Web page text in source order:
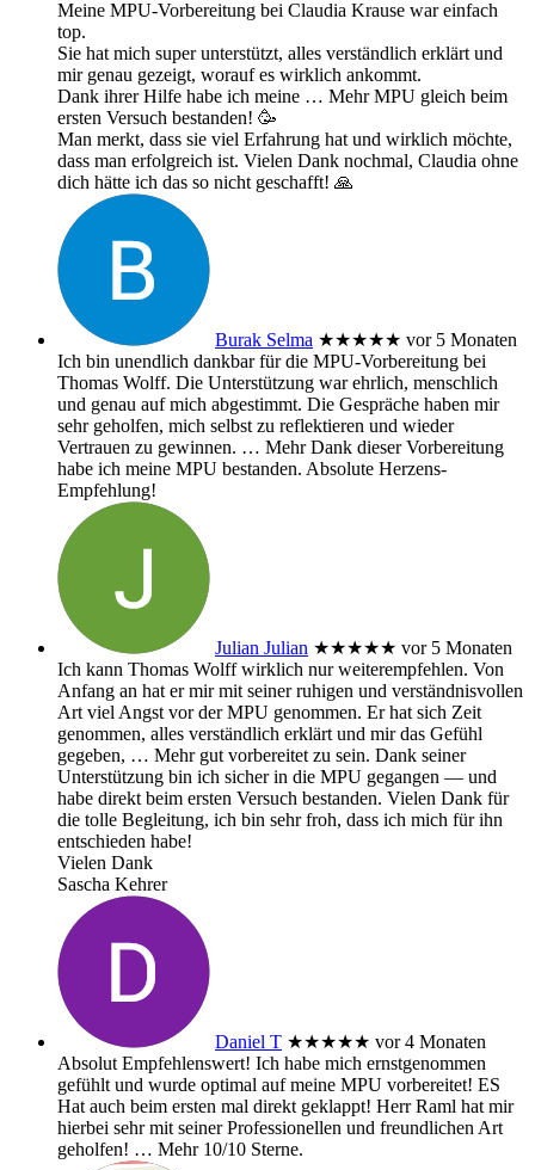
Meine MPU-Vorbereitung bei Claudia Krause war einfach
top.
Sie hat mich super unterstützt, alles verständlich erklärt und
mir genau gezeigt, worauf es wirklich ankommt.
Dank ihrer Hilfe habe ich meine … MehrMPU gleich beim
ersten Versuch bestanden! 🥳
Man merkt, dass sie viel Erfahrung hat und wirklich möchte,
dass man erfolgreich ist. Vielen Dank nochmal, Claudia ohne
dich hätte ich das so nicht geschafft! 🙏
Burak Selma ★★★★★ vor 5 Monaten
Ich bin unendlich dankbar für die MPU-Vorbereitung bei
Thomas Wolff. Die Unterstützung war ehrlich, menschlich
und genau auf mich abgestimmt. Die Gespräche haben mir
sehr geholfen, mich selbst zu reflektieren und wieder
Vertrauen zu gewinnen. … MehrDank dieser Vorbereitung
habe ich meine MPU bestanden. Absolute Herzens-
Empfehlung!
Julian Julian ★★★★★ vor 5 Monaten
Ich kann Thomas Wolff wirklich nur weiterempfehlen. Von
Anfang an hat er mir mit seiner ruhigen und verständnisvollen
Art viel Angst vor der MPU genommen. Er hat sich Zeit
genommen, alles verständlich erklärt und mir das Gefühl
gegeben, … Mehrgut vorbereitet zu sein. Dank seiner
Unterstützung bin ich sicher in die MPU gegangen — und
habe direkt beim ersten Versuch bestanden. Vielen Dank für
die tolle Begleitung, ich bin sehr froh, dass ich mich für ihn
entschieden habe!
Vielen Dank
Sascha Kehrer
Daniel T ★★★★★ vor 4 Monaten
Absolut Empfehlenswert! Ich habe mich ernstgenommen
gefühlt und wurde optimal auf meine MPU vorbereitet! ES
Hat auch beim ersten mal direkt geklappt! Herr Raml hat mir
hierbei sehr mit seiner Professionellen und freundlichen Art
geholfen! … Mehr10/10 Sterne.